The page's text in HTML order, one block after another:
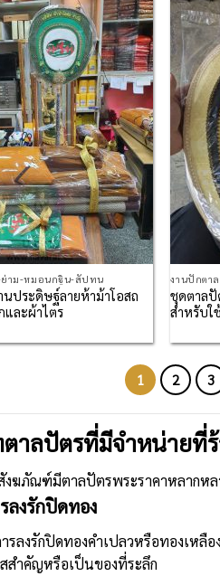
Add to
Wishlist
ย่าม-หมอนกฐิน-สัปทน
ประดิษฐ์ลายห้าม้าโอสถ
ละผ้าไตร
งานปักตา
ชุดตาลปั
สำหรับใ
1 2 3
ตาลปัตรที่มีจำหน่าย
งฆภัณฑ์มีตาลปัตรพระราคาหลากห
ลงรักปิดทอง
รลงรักปิดทองคำเปลวหรือทองเหลื
สำคัญหรือเป็นของที่ระลึก